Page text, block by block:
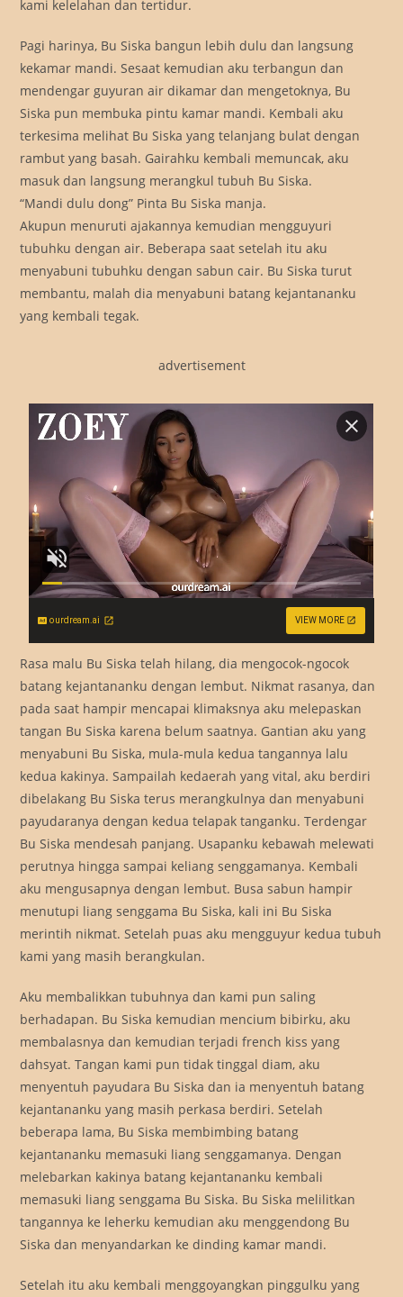
kami kelelahan dan tertidur.
Pagi harinya, Bu Siska bangun lebih dulu dan langsung
kekamar mandi. Sesaat kemudian aku terbangun dan
mendengar guyuran air dikamar dan mengetoknya, Bu
Siska pun membuka pintu kamar mandi. Kembali aku
terkesima melihat Bu Siska yang telanjang bulat dengan
rambut yang basah. Gairahku kembali memuncak, aku
masuk dan langsung merangkul tubuh Bu Siska.
“Mandi dulu dong” Pinta Bu Siska manja.
Akupun menuruti ajakannya kemudian mengguyuri
tubuhku dengan air. Beberapa saat setelah itu aku
menyabuni tubuhku dengan sabun cair. Bu Siska turut
membantu, malah dia menyabuni batang kejantananku
yang kembali tegak.
advertisement
ourdream.ai VIEW MORE
Rasa malu Bu Siska telah hilang, dia mengocok-ngocok
batang kejantananku dengan lembut. Nikmat rasanya, dan
pada saat hampir mencapai klimaksnya aku melepaskan
tangan Bu Siska karena belum saatnya. Gantian aku yang
menyabuni Bu Siska, mula-mula kedua tangannya lalu
kedua kakinya. Sampailah kedaerah yang vital, aku berdiri
dibelakang Bu Siska terus merangkulnya dan menyabuni
payudaranya dengan kedua telapak tanganku. Terdengar
Bu Siska mendesah panjang. Usapanku kebawah melewati
perutnya hingga sampai keliang senggamanya. Kembali
aku mengusapnya dengan lembut. Busa sabun hampir
menutupi liang senggama Bu Siska, kali ini Bu Siska
merintih nikmat. Setelah puas aku mengguyur kedua tubuh
kami yang masih berangkulan.
Aku membalikkan tubuhnya dan kami pun saling
berhadapan. Bu Siska kemudian mencium bibirku, aku
membalasnya dan kemudian terjadi french kiss yang
dahsyat. Tangan kami pun tidak tinggal diam, aku
menyentuh payudara Bu Siska dan ia menyentuh batang
kejantananku yang masih perkasa berdiri. Setelah
beberapa lama, Bu Siska membimbing batang
kejantananku memasuki liang senggamanya. Dengan
melebarkan kakinya batang kejantananku kembali
memasuki liang senggama Bu Siska. Bu Siska melilitkan
tangannya ke leherku kemudian aku menggendong Bu
Siska dan menyandarkan ke dinding kamar mandi.
Setelah itu aku kembali menggoyangkan pinggulku yang